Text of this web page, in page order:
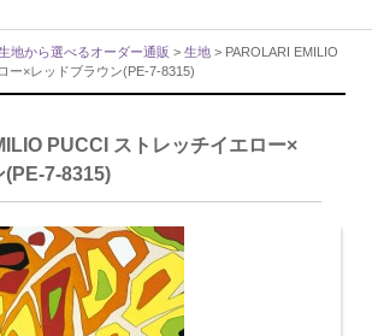
地から選べるオーダー通販 >生地 > PAROLARI EMILIO
ー×レッドブラウン(PE-7-8315)
PUCCI ストレッチイエロー×
(PE-7-8315)